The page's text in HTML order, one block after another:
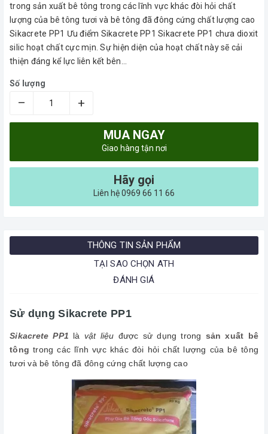
trong sản xuất bê tông trong các lĩnh vực khác đòi hỏi chất
lượng của bê tông tươi và bê tông đã đông cứng chất lượng cao
Sikacrete PP1 Ưu điểm Sikacrete PP1 Sikacrete PP1 chưa dioxit
silic hoạt chất cực mịn. Sự hiện diện của hoạt chất này sẽ cải
thiện đáng kể lực liên kết bên...
Số lượng
– +
MUA NGAY
Giao hàng tận nơi
Hãy gọi
Liên hệ 0969 66 11 66
THÔNG TIN SẢN PHẨM
TẠI SAO CHỌN ATH
ĐÁNH GIÁ
Sử dụng Sikacrete PP1
Sikacrete PP1 là vật liệu được sử dụng trong sản xuất bê
tông trong các lĩnh vực khác đòi hỏi chất lượng của bê tông
tươi và bê tông đã đông cứng chất lượng cao